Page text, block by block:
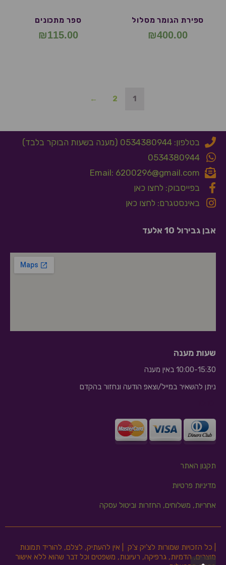
ספירת הגומר מסלול
₪400.00
ספר מתכונים
₪115.00
1
2
←
בטלפון: 0534380944 (מענה בשעות הבוקר בלבד)
0534380944
Email: 6200296@gmail.com
בפייסבוק: לחצו כאן
באינסטגרם: לחצו כאן
אבן גבירול 10 אלעד
שעות מענה
10:00-15:30 באין מענה
ניתן להשאיר במייל/וצאפ הודעה ונחזור בהקדם
תקנון האתר
מדיניות פרטיות
אחריות, משלוחים, החזרות וביטול עסקה
| כל הזכויות שמורות לצ'יק צ'ק | אין להעתיק, לצלם, להוריד תמונות
מוצרים, הדמיות, גרפיקה, רעיונות, משפטים וכל דבר שהוא ללא אישור